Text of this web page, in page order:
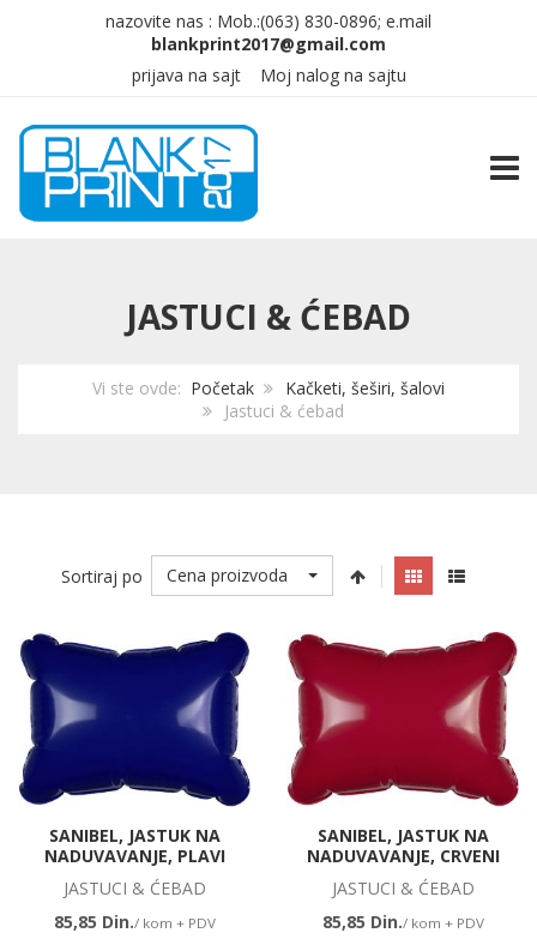
nazovite nas : Mob.:(063) 830-0896; e.mail
prijava na sajt Moj nalog na sajtu
JASTUCI & ĆEBAD
Vi ste ovde: Početak
Kačketi, šeširi, šalovi
Jastuci & ćebad
Sortiraj po Cena proizvoda
SANIBEL, JASTUK NA
NADUVAVANJE, PLAVI
JASTUCI & ĆEBAD
85,85 Din./ kom + PDV
SANIBEL, JASTUK NA
NADUVAVANJE, CRVENI
JASTUCI & ĆEBAD
85,85 Din./ kom + PDV